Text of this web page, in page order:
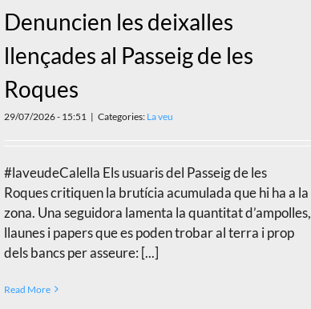
Denuncien les deixalles
llençades al Passeig de les
Roques
29/07/2026 - 15:51 | Categories: La veu
#laveudeCalella Els usuaris del Passeig de les
Roques critiquen la brutícia acumulada que hi ha a la
zona. Una seguidora lamenta la quantitat d’ampolles,
llaunes i papers que es poden trobar al terra i prop
dels bancs per asseure: [...]
Read More